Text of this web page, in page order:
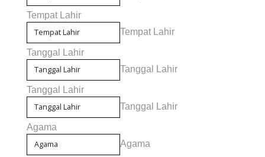
Tempat Lahir
Tempat Lahir
Tanggal Lahir
Tanggal Lahir
Tanggal Lahir
Tanggal Lahir
Agama
Agama